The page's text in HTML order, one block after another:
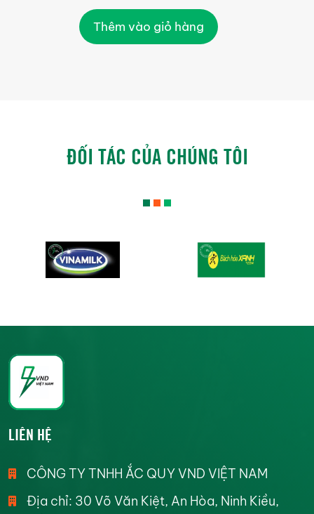
Thêm vào giỏ hàng
ĐỐI TÁC CỦA CHÚNG TÔI
LIÊN HỆ
CÔNG TY TNHH ẮC QUY VND VIỆT NAM
Địa chỉ: 30 Võ Văn Kiệt, An Hòa, Ninh Kiều,